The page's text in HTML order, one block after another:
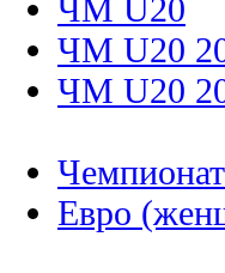
ЧМ U20
ЧМ U20
ЧМ U20
Евро